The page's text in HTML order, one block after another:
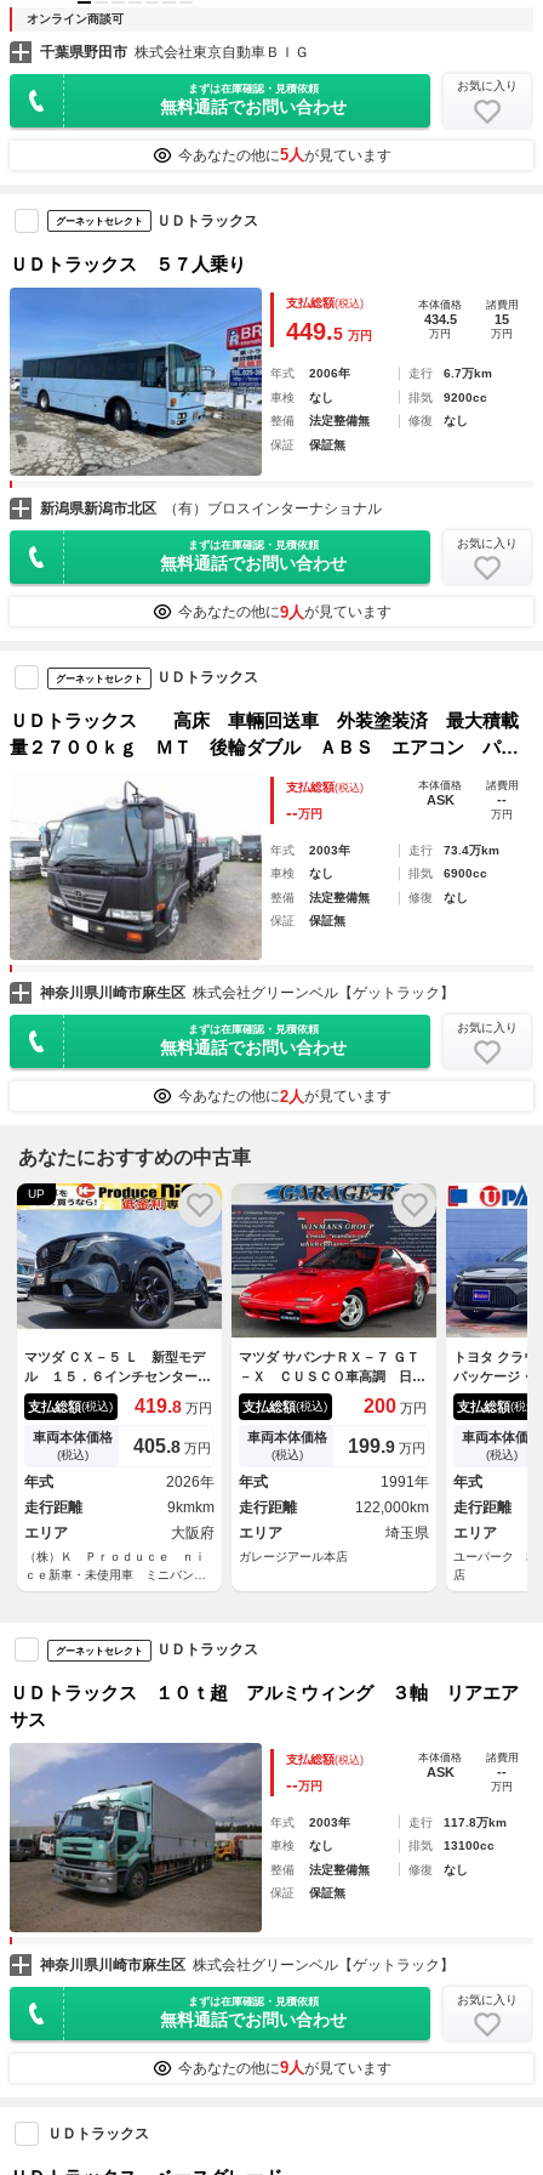
オンライン商談可
千葉県野田市 株式会社東京自動車ＢＩＧ
まずは在庫確認・見積依頼
無料通話でお問い合わせ
お気に入り
今あなたの他に5人が見ています
グーネットセレクト ＵＤトラックス
ＵＤトラックス ５７人乗り
支払総額(税込)
449.5 万円
本体価格
434.5
万円
諸費用
15
万円
年式 2006年 走行
6.7万km
車検
なし 排気
9200cc
整備
法定整備無 修復
なし
保証
保証無
新潟県新潟市北区 （有）ブロスインターナショナル
まずは在庫確認・見積依頼
無料通話でお問い合わせ
お気に入り
今あなたの他に9人が見ています
グーネットセレクト ＵＤトラックス
ＵＤトラックス 高床 車輛回送車 外装塗装済 最大積載
量２７００ｋｇ ＭＴ 後輪ダブル ＡＢＳ エアコン パワ
ーステアリング パワーウィンドウ
支払総額(税込)
--万円
本体価格
ASK
諸費用
--
万円
年式 2003年 走行
73.4万km
車検
なし 排気
6900cc
整備
法定整備無 修復
なし
保証
保証無
神奈川県川崎市麻生区 株式会社グリーンベル【ゲットラック】
まずは在庫確認・見積依頼
無料通話でお問い合わせ
お気に入り
今あなたの他に2人が見ています
あなたにおすすめの中古車
UP
マツダ ＣＸ－５ Ｌ 新型モデ
ル １５．６インチセンターデ
イスプレイ シートヒータ ス
テアリングヒータ Ｂｏｓｅサ
ウンドシステム１２スピーカ
ワイヤレス充電器 ハンズフリ
ー機能付きパワーバックドア
パノラミックビューモニタ
支払総額(税込) 419.8 万円
車両本体価格
(税込) 405.8 万円
年式
2026年
走行距離
9kmkm
エリア
大阪府
（株）Ｋ Ｐｒｏｄｕｃｅ ｎｉ
ｃｅ新車・未使用車 ミニバン専
門店 アルファード・ヴェルファ
マツダ サバンナＲＸ－７ ＧＴ
－Ｘ ＣＵＳＣＯ車高調 日産
Ｒ３２タイプＭ１６ｉｎｃｈＡ
Ｗ ＨＫＳエアクリーナー 社
外マフラー ＲＥＣＡＲＯセミ
バケットシート（Ｄ） ＮＡＲ
ＤＩステアリング ＡＤＤＺＥ
ＳＴオーディオ
支払総額(税込) 200 万円
車両本体価格
(税込) 199.9 万円
年式
1991年
走行距離
122,000km
エリア
埼玉県
ガレージアール本店
トヨタ クラ
パッケージ・
４眼ＬＥＤヘ
ンチナビ・フ
ックビュー・
ベンチレーシ
サンシェード
ーミラー・パ
支払総額(税込)
車両本体価格
(税込)
年式
走行距離
エリア
ユーパーク 本
店
グーネットセレクト ＵＤトラックス
ＵＤトラックス １０ｔ超 アルミウィング ３軸 リアエア
サス
支払総額(税込)
--万円
本体価格
ASK
諸費用
--
万円
年式 2003年 走行
117.8万km
車検
なし 排気
13100cc
整備
法定整備無 修復
なし
保証
保証無
神奈川県川崎市麻生区 株式会社グリーンベル【ゲットラック】
まずは在庫確認・見積依頼
無料通話でお問い合わせ
お気に入り
今あなたの他に9人が見ています
ＵＤトラックス